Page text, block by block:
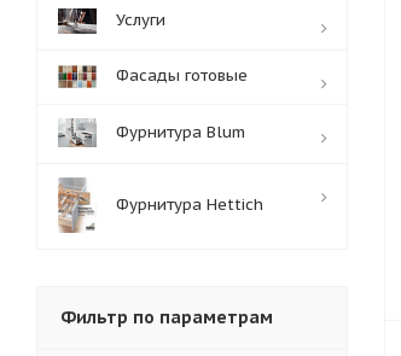
Услуги
Фасады готовые
Фурнитура Blum
Фурнитура Hettich
Фильтр по параметрам